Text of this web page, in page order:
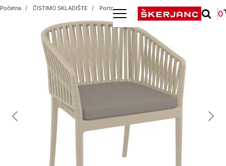
0
Početna ČISTIMO SKLADIŠTE Portofino R Taupe + jastuk